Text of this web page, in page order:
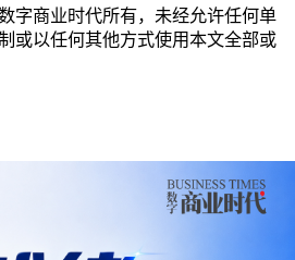
字商业时代所有，未经允许任何单
或以任何其他方式使用本文全部或